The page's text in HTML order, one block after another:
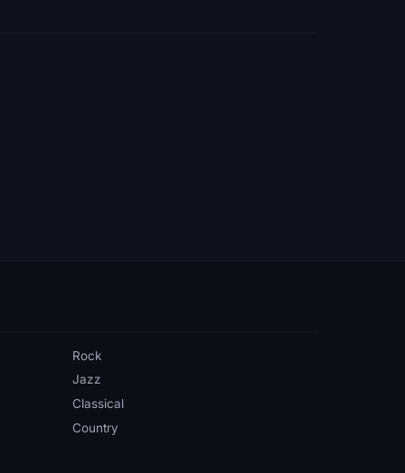
Rock
Jazz
Classical
Country